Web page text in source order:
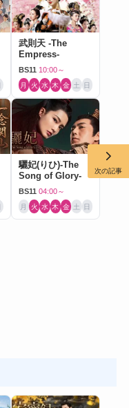
武則天 -The
Empress-
BS11 10:00～
月 火 水 木 金 土 日
驪妃(りひ)-The
Song of Glory-
BS11 04:00～
月 火 水 木 金 土 日
次の記事